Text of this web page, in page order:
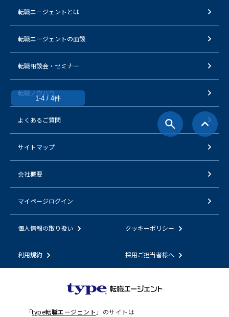
1-4 / 4件
転職エージェントとは
転職エージェントの面談
転職相談会・セミナー
転職ノウハウ
よくあるご質問
サイトマップ
会社概要
マイページログイン
個人情報の取り扱い クッキーポリシー
利用規約 採用ご担当者様へ
「type転職エージェント 」のサイトは